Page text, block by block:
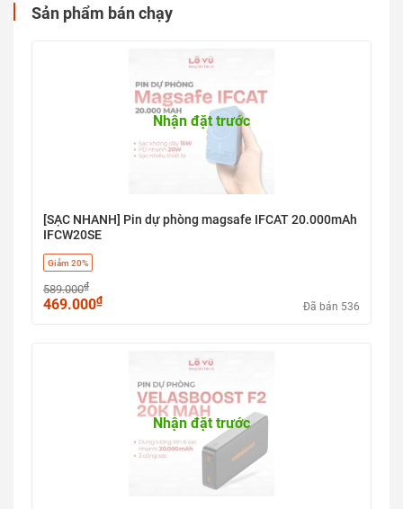
Sản phẩm bán chạy
Nhận đặt trước
[SẠC NHANH] Pin dự phòng magsafe IFCAT 20.000mAh
IFCW20SE
Giảm 20%
589.000₫
469.000₫ Đã bán 536
Nhận đặt trước